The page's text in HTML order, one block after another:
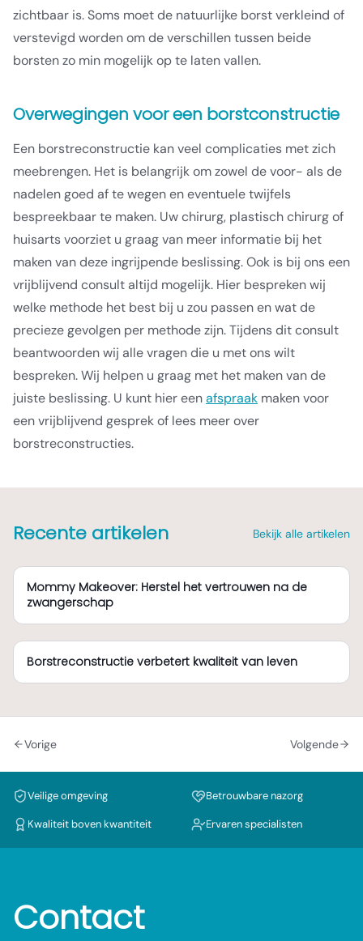
zichtbaar is. Soms moet de natuurlijke borst verkleind of
verstevigd worden om de verschillen tussen beide
borsten zo min mogelijk op te laten vallen.
Overwegingen voor een borstconstructie
Een borstreconstructie kan veel complicaties met zich
meebrengen. Het is belangrijk om zowel de voor- als de
nadelen goed af te wegen en eventuele twijfels
bespreekbaar te maken. Uw chirurg, plastisch chirurg of
huisarts voorziet u graag van meer informatie bij het
maken van deze ingrijpende beslissing. Ook is bij ons een
vrijblijvend consult altijd mogelijk. Hier bespreken wij
welke methode het best bij u zou passen en wat de
precieze gevolgen per methode zijn. Tijdens dit consult
beantwoorden wij alle vragen die u met ons wilt
bespreken. Wij helpen u graag met het maken van de
juiste beslissing. U kunt hier eenafspraak maken voor
een vrijblijvend gesprek of lees meer over
borstreconstructies.
Recente artikelen Bekijk alle artikelen
Mommy Makeover: Herstel het vertrouwen na de
zwangerschap
Borstreconstructie verbetert kwaliteit van leven
Vorige Volgende
Veilige omgeving Betrouwbare nazorg
Kwaliteit boven kwantiteit Ervaren specialisten
Contact